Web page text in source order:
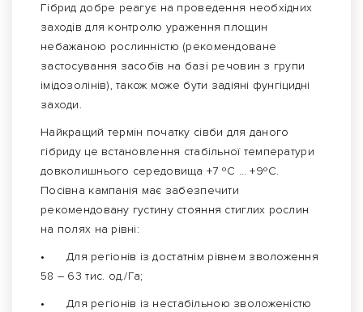
Гібрид добре реагує на проведення необхідних
заходів для контролю ураження площин
небажаною рослинністю (рекомендоване
застосування засобів на базі речовин з групи
імідозолінів), також може бути задіяні фунгіцидні
заходи.
Найкращий термін початку сівби для даного
гібриду це встановлення стабільної температури
довколишнього середовища +7 ºС … +9ºС.
Посівна кампанія має забезпечити
рекомендовану густину стояння стиглих рослин
на полях на рівні:
•
Для регіонів із достатнім рівнем зволоження
58 – 63 тис. од./Га;
•
Для регіонів із нестабільною зволоженістю